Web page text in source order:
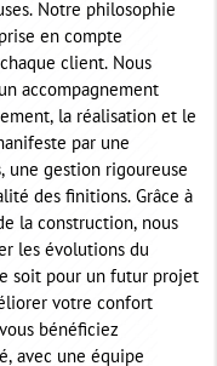
Notre philosophie
en compte
client. Nous
accompagnement
la réalisation et le
par une
une gestion rigoureuse
des finitions. Grâce à
la construction, nous
les évolutions du
soit pour un futur projet
votre confort
bénéficiez
avec une équipe